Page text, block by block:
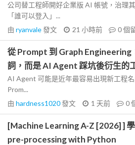
公司替工程師開好企業版 AI 帳號，治理
「誰可以登入」...
由 ryanvale發文 21 小時前 0個
從 Prompt 到 Graph Engineering
詞，而是 AI Agent 踩坑後衍生的
AI Agent 可能是近年最容易出現新工程
Prom...
由 hardness1020發文 1 天前 0
[Machine Learning A-Z [2026] ]
pre-processing with Python